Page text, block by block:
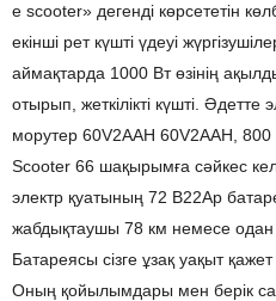
e scooter» дегенді көрсететін
екінші рет күшті үдеуі
аймақтарда 1000 Вт өзінің
отырып, жеткілікті күшті. Әдетте
морутер 60V2AAH 60V2AAH, 800
Scooter 66 шақырымға сәйкес
электр қуатының 72 В22Ар
жабдықтаушы 78 км немесе
Батареясы сізге ұзақ уақыт
Оның қойылымдары мен берік